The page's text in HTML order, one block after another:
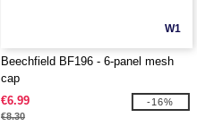
W1
Beechfield BF196 - 6-panel mesh
cap
€6.99
€8.30
-16%